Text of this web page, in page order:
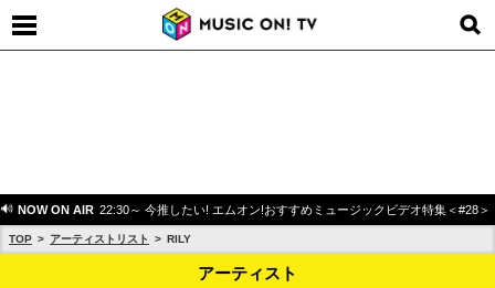
NOW ON AIR 22:30～ 今推したい! エムオン!おすすめミュージックビデオ特集＜#28＞
TOP アーティストリスト RILY
アーティスト